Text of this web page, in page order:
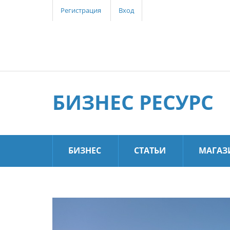
Регистрация Вход
БИЗНЕС РЕСУРС
БИЗНЕС СТАТЬИ